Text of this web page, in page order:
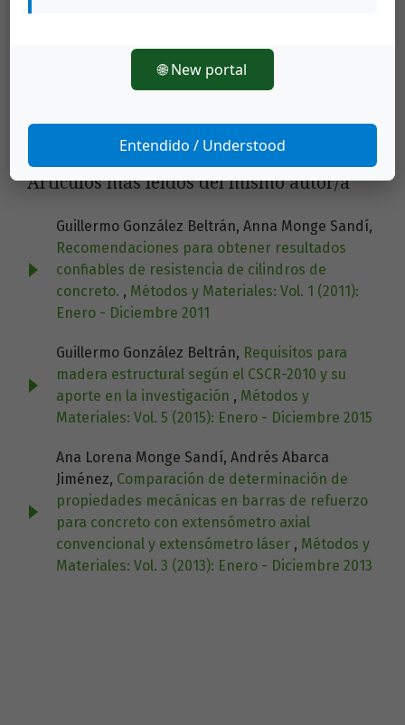
Artículos más leídos del mismo autor/a
Guillermo González Beltrán, Anna Monge Sandí,
Recomendaciones para obtener resultados
confiables de resistencia de cilindros de
concreto. , Métodos y Materiales: Vol. 1 (2011):
Enero - Diciembre 2011
Guillermo González Beltrán, Requisitos para
madera estructural según el CSCR-2010 y su
aporte en la investigación , Métodos y
Materiales: Vol. 5 (2015): Enero - Diciembre 2015
Ana Lorena Monge Sandí, Andrés Abarca
Jiménez, Comparación de determinación de
propiedades mecánicas en barras de refuerzo
para concreto con extensómetro axial
convencional y extensómetro láser , Métodos y
Materiales: Vol. 3 (2013): Enero - Diciembre 2013
🌐 New portal
Entendido / Understood